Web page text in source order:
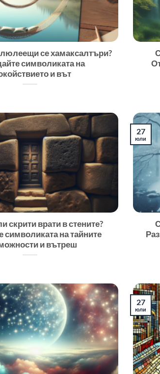
се хамаксалтъри?
символиката на
и вът
скрити врати в стените?
символиката на тайните
и вътреш
27
юли
27
юли